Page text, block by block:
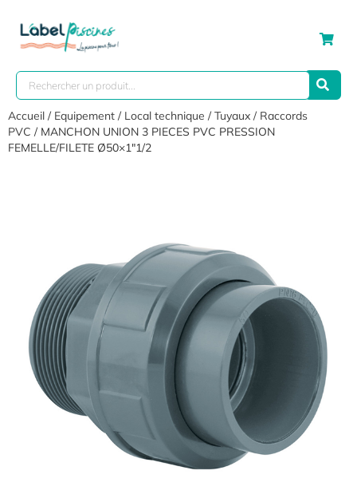
Accueil / Equipement / Local technique /Tuyaux / Raccords
PVC / MANCHON UNION 3 PIECES PVC PRESSION
FEMELLE/FILETE Ø50×1″1/2